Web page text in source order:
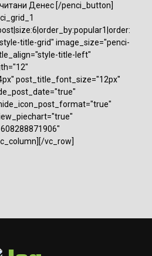
Денес [/penci_button]
title-grid" image_size="penci-
title-left"
post_title_font_size="12px"
vc_row]